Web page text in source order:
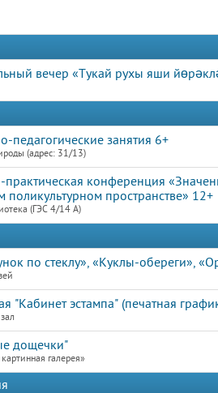
вечер «Тукай рухы яши
педагогические занятия 6+
(адрес: 31/13)
практическая конференция
пространстве» 12+
(ГЭС 4/14 А)
по стеклу», «Куклы-обереги»,
"Кабинет эстампа" (печатная
дощечки"
галерея»